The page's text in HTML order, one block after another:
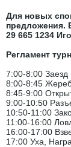
Для новых
предложения.
29 665 1234
Регламент
7:00-8:00 Заезд
8:00-8:45
8:45-9:00
9:00-10:50
10:50-11:00
11:00-16:00
16:00-17:00
17:00 Уха,